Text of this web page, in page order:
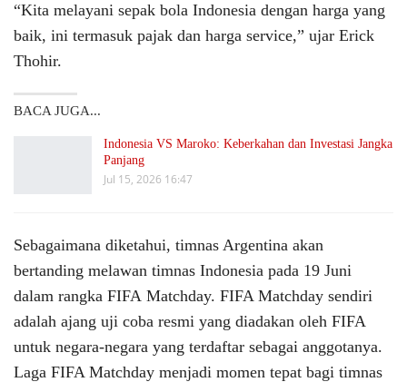
“Kita melayani sepak bola Indonesia dengan harga yang
baik, ini termasuk pajak dan harga service,” ujar Erick
Thohir.
BACA JUGA...
Indonesia VS Maroko: Keberkahan dan Investasi Jangka
Panjang
Jul 15, 2026 16:47
Sebagaimana diketahui, timnas Argentina akan
bertanding melawan timnas Indonesia pada 19 Juni
dalam rangka FIFA Matchday. FIFA Matchday sendiri
adalah ajang uji coba resmi yang diadakan oleh FIFA
untuk negara-negara yang terdaftar sebagai anggotanya.
Laga FIFA Matchday menjadi momen tepat bagi timnas